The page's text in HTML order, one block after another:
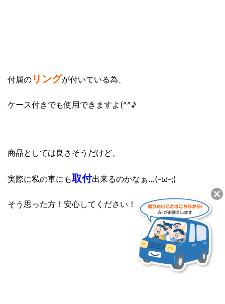
付属の リングが付いている為、
ケース付きでも使用できますよ(^^♪
商品としては良さそうだけど、
実際に私の車にも取付出来るのかなぁ…(-ω-;)
そう思った方！安心してください！